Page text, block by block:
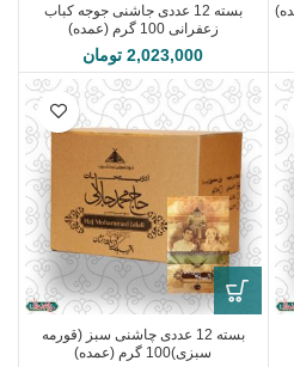
بسته 12 عددی جاشنی جوجه کباب
زعفرانی 100 گرم (عمده)
2,023,000 تومان
بسته 12 عددی چاشنی سبز (قورمه
سبزی)100 گرم (عمده)